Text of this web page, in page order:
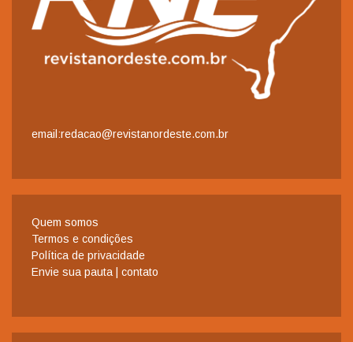
email:redacao@revistanordeste.com.br
Quem somos
Termos e condições
Política de privacidade
Envie sua pauta | contato